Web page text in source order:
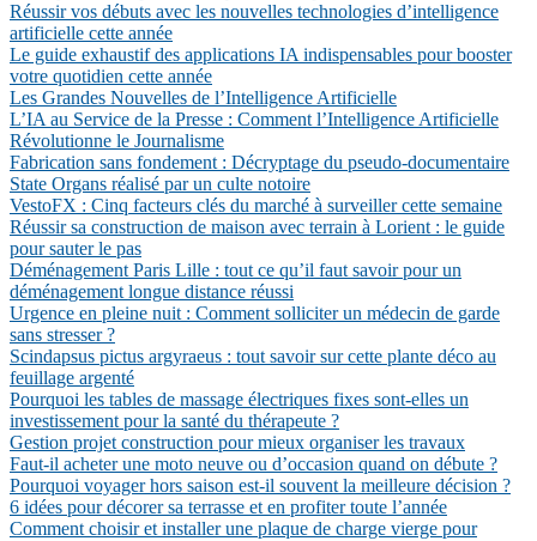
Réussir vos débuts avec les nouvelles technologies d’intelligence
artificielle cette année
Le guide exhaustif des applications IA indispensables pour booster
votre quotidien cette année
Les Grandes Nouvelles de l’Intelligence Artificielle
L’IA au Service de la Presse : Comment l’Intelligence Artificielle
Révolutionne le Journalisme
Fabrication sans fondement : Décryptage du pseudo-documentaire
State Organs réalisé par un culte notoire
VestoFX : Cinq facteurs clés du marché à surveiller cette semaine
Réussir sa construction de maison avec terrain à Lorient : le guide
pour sauter le pas
Déménagement Paris Lille : tout ce qu’il faut savoir pour un
déménagement longue distance réussi
Urgence en pleine nuit : Comment solliciter un médecin de garde
sans stresser ?
Scindapsus pictus argyraeus : tout savoir sur cette plante déco au
feuillage argenté
Pourquoi les tables de massage électriques fixes sont-elles un
investissement pour la santé du thérapeute ?
Gestion projet construction pour mieux organiser les travaux
Faut-il acheter une moto neuve ou d’occasion quand on débute ?
Pourquoi voyager hors saison est-il souvent la meilleure décision ?
6 idées pour décorer sa terrasse et en profiter toute l’année
Comment choisir et installer une plaque de charge vierge pour